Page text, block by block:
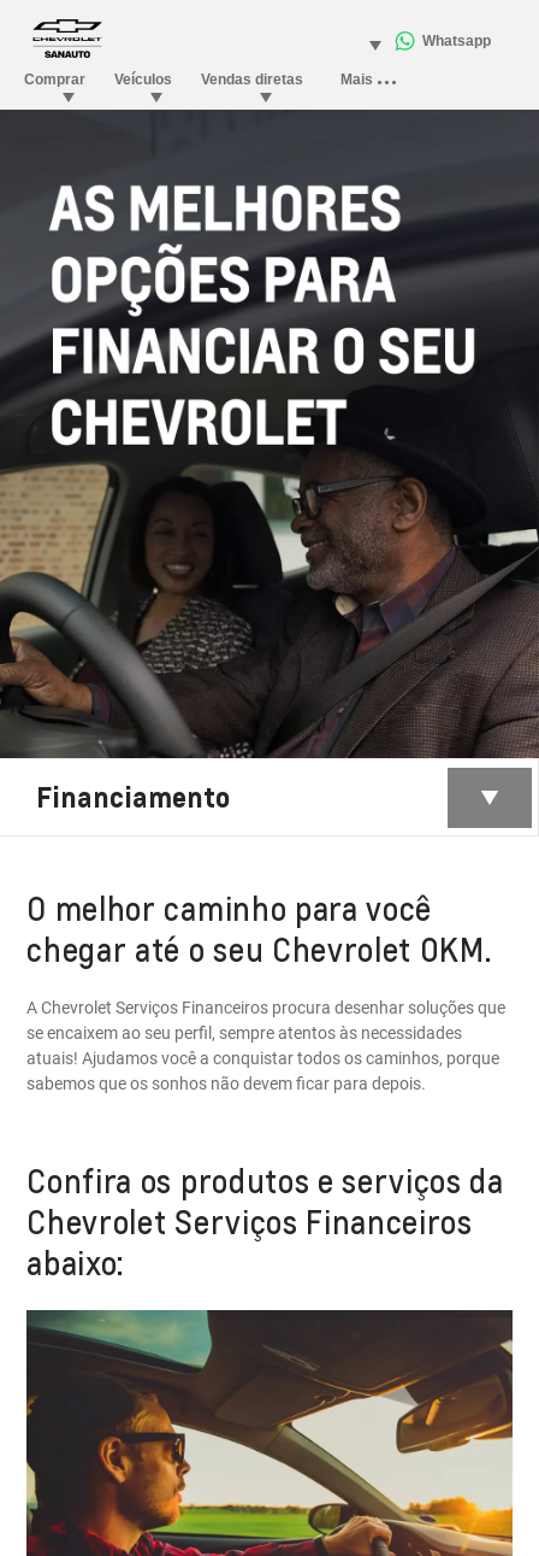
Financiamento
O melhor caminho para você
chegar até o seu Chevrolet 0KM.
A Chevrolet Serviços Financeiros procura desenhar soluções que
se encaixem ao seu perfil, sempre atentos às necessidades
atuais! Ajudamos você a conquistar todos os caminhos, porque
sabemos que os sonhos não devem ficar para depois.
Confira os produtos e serviços da
Chevrolet Serviços Financeiros
abaixo: